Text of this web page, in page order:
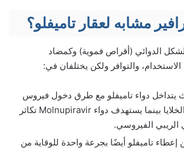
مشابه لعقار تاميفلو؟
الدوائي (أقراص فموية) وكمضاد
والتوافر ولكن يختلفان في:
يتداخل دواء تاميفلو مع طرق دخول فيروس
الإنفلونزا إلى الخلايا بينما يستهدف دواء Molnupiravir تكاثر
الريبي الفيروسي.
تاميفلو أيضًا بجرعة واحدة للوقاية من